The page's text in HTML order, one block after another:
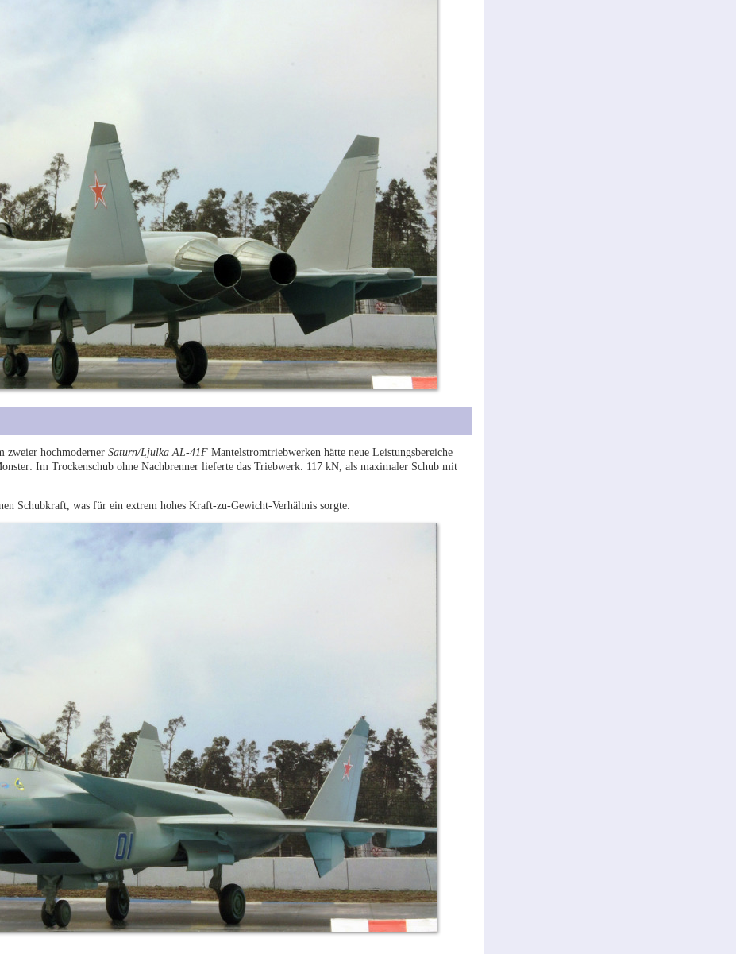
zweier hochmoderner Saturn/Ljulka AL-41FMantelstromtriebwerken hätte neue Leistungsbereiche
Im Trockenschub ohne Nachbrenner lieferte das Triebwerk. 117 kN, als maximaler Schub mit
Schubkraft, was für ein extrem hohes Kraft-zu-Gewicht-Verhältnis sorgte.